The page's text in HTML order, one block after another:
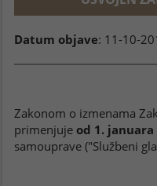
Datum objave: 11-10-
Zakonom o izmenama
primenjuje od 1. januara
samouprave ("Službeni